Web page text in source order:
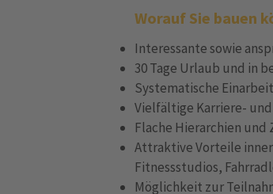
Worauf Sie bauen
Interessante sowie
30 Tage Urlaub und in
Systematische
Vielfältige Karriere-
Flache Hierarchien
Attraktive Vorteile
Fitnessstudios,
Möglichkeit zur